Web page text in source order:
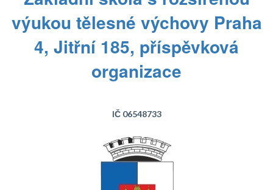
výukou tělesné výchovy Praha
4, Jitřní 185, příspěvková
organizace
IČ 06548733